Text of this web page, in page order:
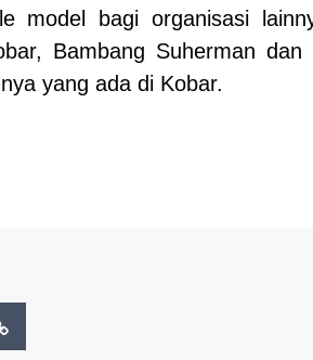
model bagi organisasi
Bambang Suherman dan
yang ada di Kobar.